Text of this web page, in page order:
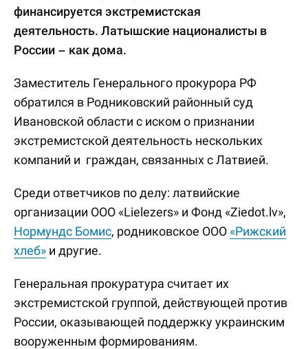
финансируется экстремистская
деятельность. Латышские националисты в
России – как дома.
Заместитель Генерального прокурора РФ
обратился в Родниковский районный суд
Ивановской области с иском о признании
экстремистской деятельность нескольких
компаний и граждан, связанных с Латвией.
Среди ответчиков по делу: латвийские
организации ООО «Lielezers» и Фонд «Ziedot.lv»,
Нормундс Бомис, родниковское ООО «Рижский
хлеб» и другие.
Генеральная прокуратура считает их
экстремистской группой, действующей против
России, оказывающей поддержку украинским
вооруженным формированиям.